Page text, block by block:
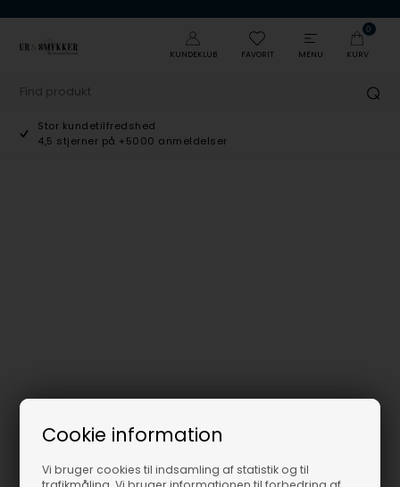
Cookie information
Vi bruger cookies til indsamling af statistik og til
KUNDEKLUB FAVORIT MENU
0
KURV
Stor kundetilfredshed
4,5 stjerner på +5000 anmeldelser